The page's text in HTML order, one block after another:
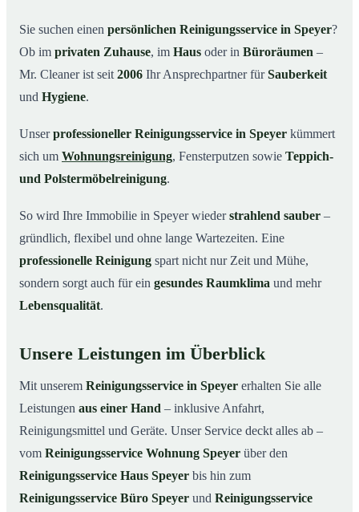
03Warum Mr. Cleaner in Speyer?
04So einfach funktioniert’s
05Typische Anlässe für einen Reinigungsservice
07Jetzt kostenloses Angebot einholen
08So arbeitet ein Reinigungsservice in Speyer
wirklich
Sie suchen einen persönlichen Reinigungsservice in Speyer?
Ob im privaten Zuhause, im Haus oder in Büroräumen –
Mr. Cleaner ist seit 2006 Ihr Ansprechpartner fürSauberkeit
und Hygiene.
Unserprofessioneller Reinigungsservice in Speyer kümmert
sich um Wohnungsreinigung, Fensterputzen sowie Teppich-
und Polstermöbelreinigung.
So wird Ihre Immobilie in Speyer wiederstrahlend sauber –
gründlich, flexibel und ohne lange Wartezeiten. Eine
professionelle Reinigung spart nicht nur Zeit und Mühe,
sondern sorgt auch für ein gesundes Raumklima und mehr
Lebensqualität.
Unsere Leistungen im Überblick
Mit unserem Reinigungsservice in Speyer erhalten Sie alle
Leistungen aus einer Hand – inklusive Anfahrt,
Reinigungsmittel und Geräte. Unser Service deckt alles ab –
vom Reinigungsservice Wohnung Speyer über den
Reinigungsservice Haus Speyer bis hin zum
Reinigungsservice Büro Speyer und Reinigungsservice